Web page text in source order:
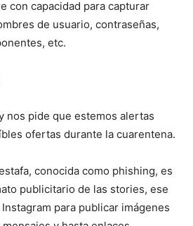
con capacidad para capturar
de usuario, contraseñas,
etc.
nos pide que estemos alertas
ofertas durante la cuarentena.
conocida como phishing, es
publicitario de las stories, ese
para publicar imágenes